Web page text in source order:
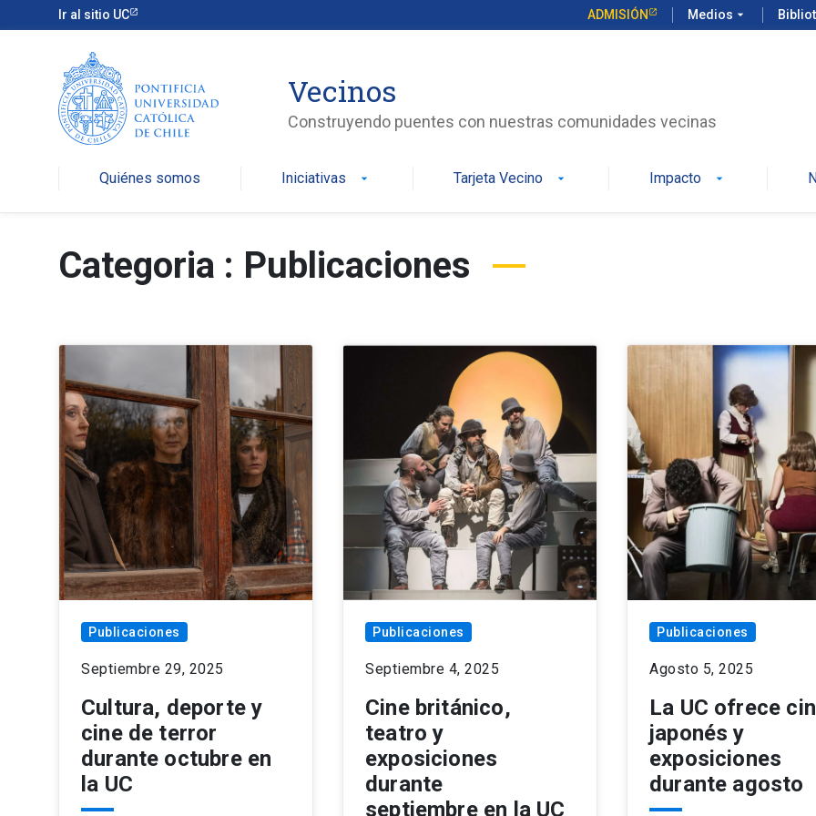
Ir al sitio UC ADMISIÓN Medios arrow_drop_down
Vecinos
Construyendo puentes con nuestras comunidades vecinas
Quiénes somos Iniciativas arrow_drop_down Tarjeta Vecino arrow_drop_down Impacto arrow_drop_down
Categoria : Publicaciones
Publicaciones
Septiembre 29, 2025
Cultura, deporte y
cine de terror
durante octubre en
la UC
Publicaciones
Septiembre 4, 2025
Cine británico,
teatro y
exposiciones
durante
septiembre en la UC
Publicaciones
Agosto 5, 2025
La UC ofrece
japonés y
exposiciones
durante agosto